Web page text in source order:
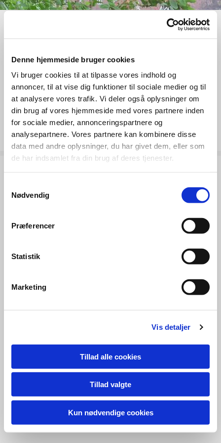
Denne hjemmeside bruger cookies
Vi bruger cookies til at tilpasse vores indhold og
annoncer, til at vise dig funktioner til sociale medier og til
at analysere vores trafik. Vi deler også oplysninger om
din brug af vores hjemmeside med vores partnere inden
for sociale medier, annonceringspartnere og
analysepartnere. Vores partnere kan kombinere disse
data med andre oplysninger, du har givet dem, eller som
de har indsamlet fra din brug af deres tjenester.
Nødvendig
Præferencer
Statistik
Marketing
Vis detaljer
Tillad alle cookies
Tillad valgte
Kun nødvendige cookies
Vores åbningstider er:
Mandag - torsdag: 06.30 - 16.45
Fredag: 06.45 - 16.15